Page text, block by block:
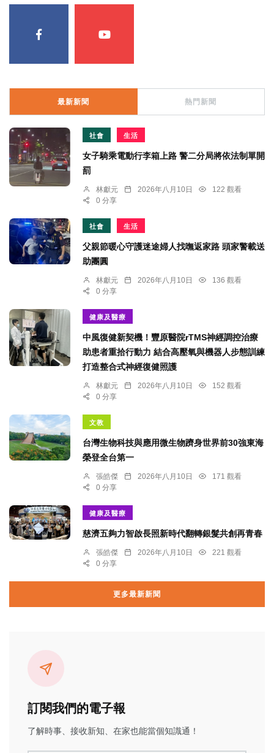
最新新聞 熱門新聞
社會 生活
女子騎乘電動行李箱上路 警二分局將依法制單開
罰
林獻元 2026年八月10日
122 觀看
0 分享
社會 生活
父親節暖心守護迷途婦人找嘸返家路 頭家警載送
助團圓
林獻元 2026年八月10日
136 觀看
0 分享
健康及醫療
中風復健新契機！豐原醫院rTMS神經調控治療
助患者重拾行動力 結合高壓氧與機器人步態訓練
打造整合式神經復健照護
林獻元 2026年八月10日
152 觀看
0 分享
文教
台灣生物科技與應用微生物躋身世界前30強東海
榮登全台第一
張皓傑 2026年八月10日
171 觀看
0 分享
健康及醫療
慈濟五夠力智啟長照新時代翻轉銀髮共創再青春
張皓傑 2026年八月10日
221 觀看
0 分享
更多最新新聞
訂閱我們的電子報
了解時事、接收新知、在家也能當個知識通！